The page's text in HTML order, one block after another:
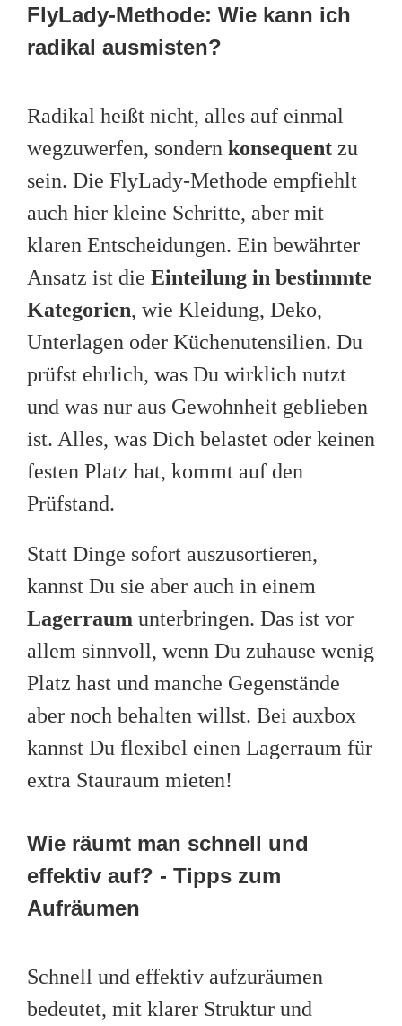
FlyLady-Methode: Wie kann ich
radikal ausmisten?
Radikal heißt nicht, alles auf einmal
wegzuwerfen, sondern konsequent zu
sein. Die FlyLady-Methode empfiehlt
auch hier kleine Schritte, aber mit
klaren Entscheidungen. Ein bewährter
Ansatz ist die Einteilung in bestimmte
Kategorien, wie Kleidung, Deko,
Unterlagen oder Küchenutensilien. Du
prüfst ehrlich, was Du wirklich nutzt
und was nur aus Gewohnheit geblieben
ist. Alles, was Dich belastet oder keinen
festen Platz hat, kommt auf den
Prüfstand.
Statt Dinge sofort auszusortieren,
kannst Du sie aber auch in einem
Lagerraum unterbringen. Das ist vor
allem sinnvoll, wenn Du zuhause wenig
Platz hast und manche Gegenstände
aber noch behalten willst. Bei auxbox
kannst Du flexibel einen Lagerraum für
extra Stauraum mieten!
Wie räumt man schnell und
effektiv auf? - Tipps zum
Aufräumen
Schnell und effektiv aufzuräumen
bedeutet, mit klarer Struktur und